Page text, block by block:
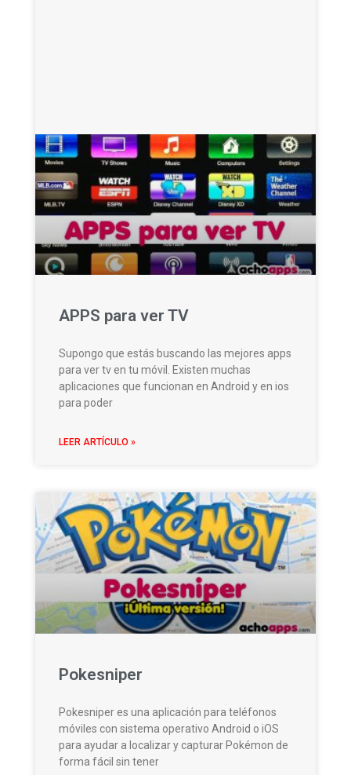
APPS para ver TV
Supongo que estás buscando las mejores apps
para ver tv en tu móvil. Existen muchas
aplicaciones que funcionan en Android y en ios
para poder
LEER ARTÍCULO »
Pokesniper
Pokesniper es una aplicación para teléfonos
móviles con sistema operativo Android o iOS
para ayudar a localizar y capturar Pokémon de
forma fácil sin tener